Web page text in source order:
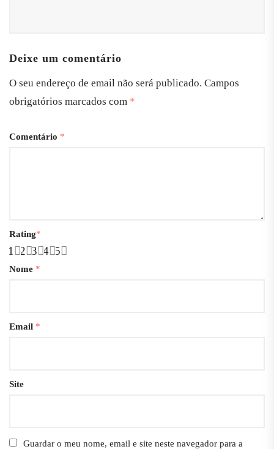
Deixe um comentário
O seu endereço de email não será publicado. Campos
obrigatórios marcados com *
Comentário *
Rating*
5
4
3
2
1
Nome *
Email *
Site
Guardar o meu nome, email e site neste navegador para a